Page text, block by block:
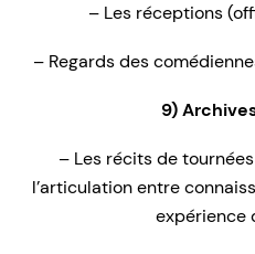
– Les réceptions
– Regards des
9)
– Les récits de
l’articulation entre
expérience